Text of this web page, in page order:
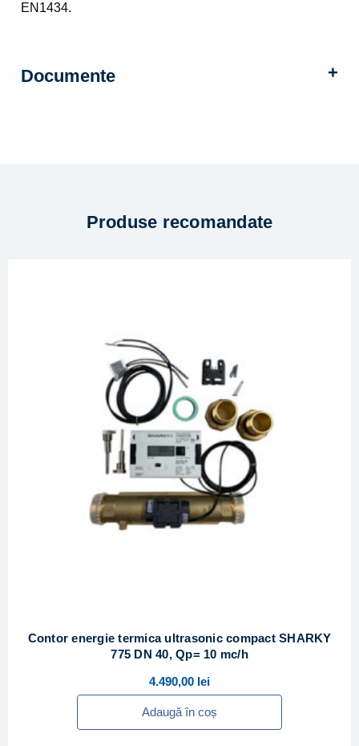
EN1434.
Documente
Produse recomandate
Contor energie termica ultrasonic compact SHARKY
775 DN 40, Qp= 10 mc/h
4.490,00 lei
Adaugă în coș